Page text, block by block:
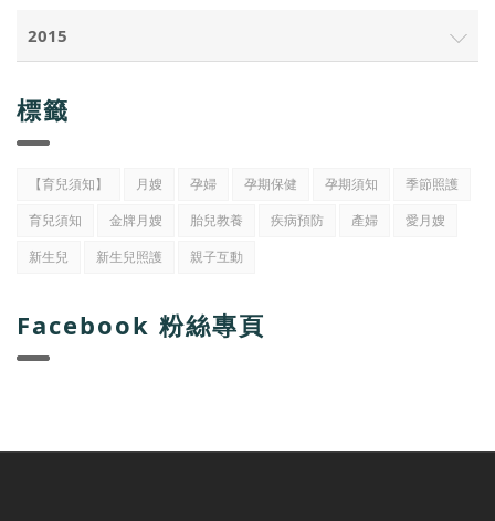
2015
標籤
【育兒須知】 月嫂 孕婦 孕期保健 孕期須知
季節照護
育兒須知
金牌月嫂 胎兒教養 疾病預防 產婦
愛月嫂
新生兒
新生兒照護 親子互動
Facebook 粉絲專頁